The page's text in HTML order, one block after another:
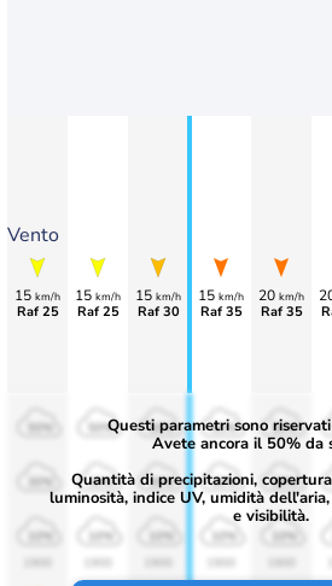
Vento
15 km/h
Raf 25
15 km/h
Raf 25
15 km/h
Raf 30
15 km/h
Raf 35
20 km/h
Raf 35
50%
30%
10%
50%
30%
50%
30%
10%
50%
30%
Questi parametri sono
Avete ancora il 50% da
Quantità di precipitazioni,
luminosità, indice UV, umidità
e visibilità.